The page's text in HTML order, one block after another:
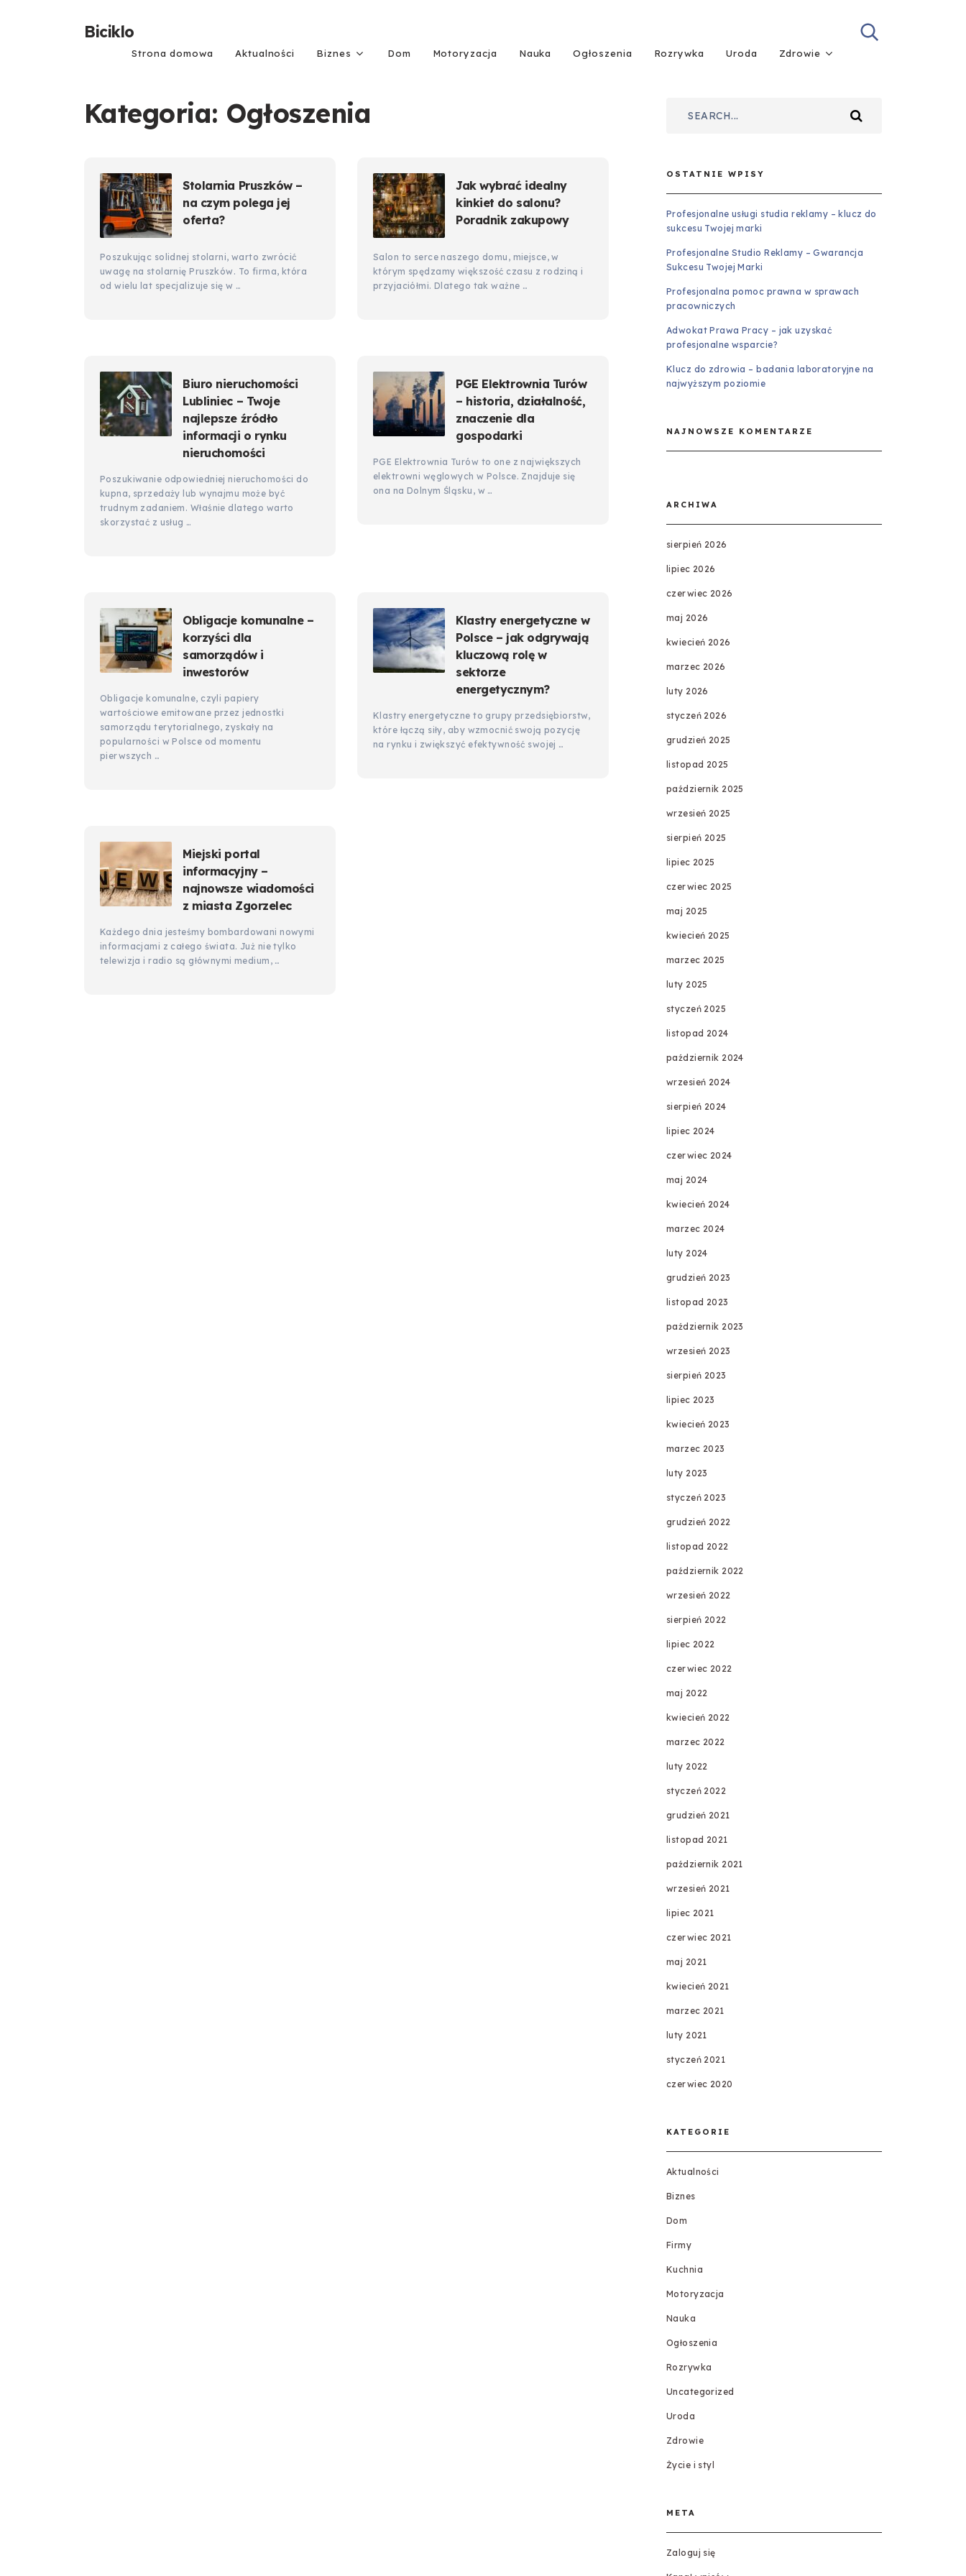
Biciklo
Strona domowa Aktualności Biznes Dom Motoryzacja Nauka Ogłoszenia Rozrywka Uroda Zdrowie
Kategoria: Ogłoszenia
Stolarnia Pruszków –
na czym polega jej
oferta?
Poszukując solidnej stolarni, warto zwrócić
uwagę na stolarnię Pruszków. To firma, która
od wielu lat specjalizuje się w …
Jak wybrać idealny
kinkiet do salonu?
Poradnik zakupowy
Salon to serce naszego domu, miejsce, w
którym spędzamy większość czasu z rodziną i
przyjaciółmi. Dlatego tak ważne …
Biuro nieruchomości
Lubliniec – Twoje
najlepsze źródło
informacji o rynku
nieruchomości
Poszukiwanie odpowiedniej nieruchomości do
kupna, sprzedaży lub wynajmu może być
trudnym zadaniem. Właśnie dlatego warto
skorzystać z usług …
PGE Elektrownia Turów
– historia, działalność,
znaczenie dla
gospodarki
PGE Elektrownia Turów to one z największych
elektrowni węglowych w Polsce. Znajduje się
ona na Dolnym Śląsku, w …
Obligacje komunalne –
korzyści dla
samorządów i
inwestorów
Obligacje komunalne, czyli papiery
wartościowe emitowane przez jednostki
samorządu terytorialnego, zyskały na
popularności w Polsce od momentu
pierwszych …
Klastry energetyczne w
Polsce – jak odgrywają
kluczową rolę w
sektorze
energetycznym?
Klastry energetyczne to grupy przedsiębiorstw,
które łączą siły, aby wzmocnić swoją pozycję
na rynku i zwiększyć efektywność swojej …
Miejski portal
informacyjny –
najnowsze wiadomości
z miasta Zgorzelec
Każdego dnia jesteśmy bombardowani nowymi
informacjami z całego świata. Już nie tylko
telewizja i radio są głównymi medium, …
OSTATNIE WPISY
Profesjonalne usługi studia reklamy – klucz do
sukcesu Twojej marki
Profesjonalne Studio Reklamy – Gwarancja
Sukcesu Twojej Marki
Profesjonalna pomoc prawna w sprawach
pracowniczych
Adwokat Prawa Pracy – jak uzyskać
profesjonalne wsparcie?
Klucz do zdrowia – badania laboratoryjne na
najwyższym poziomie
NAJNOWSZE KOMENTARZE
ARCHIWA
sierpień 2026
lipiec 2026
czerwiec 2026
maj 2026
kwiecień 2026
marzec 2026
luty 2026
styczeń 2026
grudzień 2025
listopad 2025
październik 2025
wrzesień 2025
sierpień 2025
lipiec 2025
czerwiec 2025
maj 2025
kwiecień 2025
marzec 2025
luty 2025
styczeń 2025
listopad 2024
październik 2024
wrzesień 2024
sierpień 2024
lipiec 2024
czerwiec 2024
maj 2024
kwiecień 2024
marzec 2024
luty 2024
grudzień 2023
listopad 2023
październik 2023
wrzesień 2023
sierpień 2023
lipiec 2023
kwiecień 2023
marzec 2023
luty 2023
styczeń 2023
grudzień 2022
listopad 2022
październik 2022
wrzesień 2022
sierpień 2022
lipiec 2022
czerwiec 2022
maj 2022
kwiecień 2022
marzec 2022
luty 2022
styczeń 2022
grudzień 2021
listopad 2021
październik 2021
wrzesień 2021
lipiec 2021
czerwiec 2021
maj 2021
kwiecień 2021
marzec 2021
luty 2021
styczeń 2021
czerwiec 2020
KATEGORIE
Aktualności
Biznes
Dom
Firmy
Kuchnia
Motoryzacja
Nauka
Ogłoszenia
Rozrywka
Uncategorized
Uroda
Zdrowie
Życie i styl
META
Zaloguj się